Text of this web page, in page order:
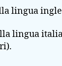
lingua
lingua